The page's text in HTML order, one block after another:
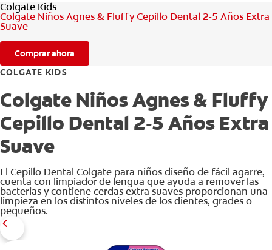
Colgate Kids
Colgate Niños Agnes & Fluffy Cepillo Dental 2-5 Años Extra
Suave
Comprar ahora
COLGATE KIDS
Colgate Niños Agnes & Fluffy
Cepillo Dental 2-5 Años Extra
Suave
El Cepillo Dental Colgate para niños diseño de fácil agarre,
cuenta con limpiador de lengua que ayuda a remover las
bacterias y contiene cerdas extra suaves proporcionan una
limpieza en los distintos niveles de los dientes, grades o
pequeños.